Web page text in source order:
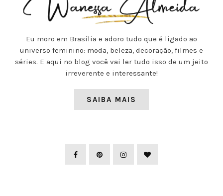
Eu moro em Brasília e adoro tudo que é ligado ao
universo feminino: moda, beleza, decoração, filmes e
séries. E aqui no blog você vai ler tudo isso de um jeito
irreverente e interessante!
SAIBA MAIS